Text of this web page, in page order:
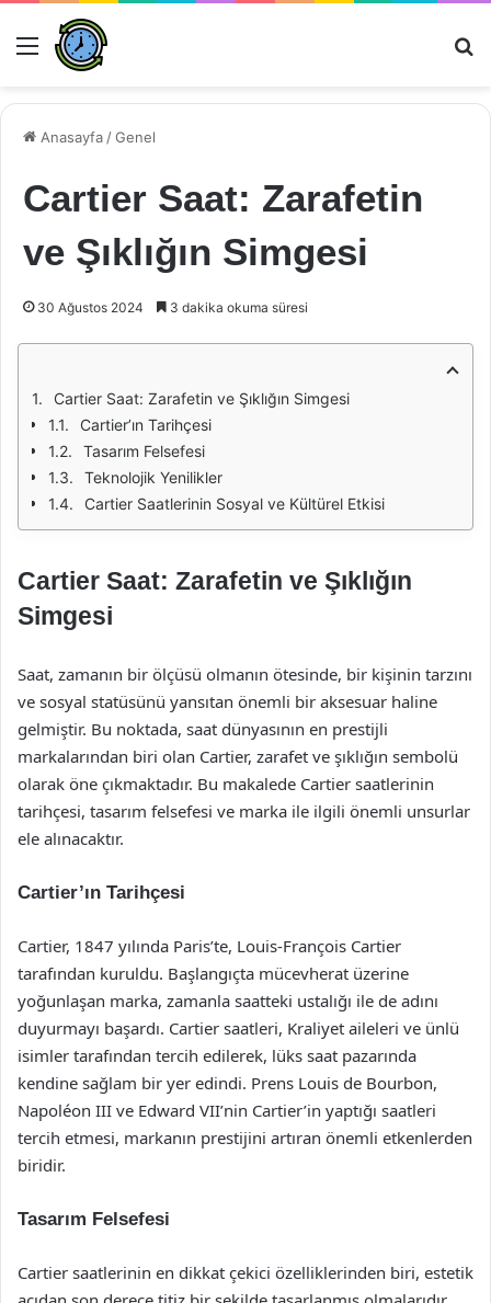
Menü
Anasayfa /Genel
Cartier Saat: Zarafetin
ve Şıklığın Simgesi
30 Ağustos 2024 3 dakika okuma süresi
Cartier Saat: Zarafetin ve Şıklığın Simgesi
Cartier’ın Tarihçesi
Tasarım Felsefesi
Teknolojik Yenilikler
Cartier Saatlerinin Sosyal ve Kültürel Etkisi
Cartier Saat: Zarafetin ve Şıklığın
Simgesi
Saat, zamanın bir ölçüsü olmanın ötesinde, bir kişinin tarzını
ve sosyal statüsünü yansıtan önemli bir aksesuar haline
gelmiştir. Bu noktada, saat dünyasının en prestijli
markalarından biri olan Cartier, zarafet ve şıklığın sembolü
olarak öne çıkmaktadır. Bu makalede Cartier saatlerinin
tarihçesi, tasarım felsefesi ve marka ile ilgili önemli unsurlar
ele alınacaktır.
Cartier’ın Tarihçesi
Cartier, 1847 yılında Paris’te, Louis-François Cartier
tarafından kuruldu. Başlangıçta mücevherat üzerine
yoğunlaşan marka, zamanla saatteki ustalığı ile de adını
duyurmayı başardı. Cartier saatleri, Kraliyet aileleri ve ünlü
isimler tarafından tercih edilerek, lüks saat pazarında
kendine sağlam bir yer edindi. Prens Louis de Bourbon,
Napoléon III ve Edward VII’nin Cartier’in yaptığı saatleri
tercih etmesi, markanın prestijini artıran önemli etkenlerden
biridir.
Tasarım Felsefesi
Cartier saatlerinin en dikkat çekici özelliklerinden biri, estetik